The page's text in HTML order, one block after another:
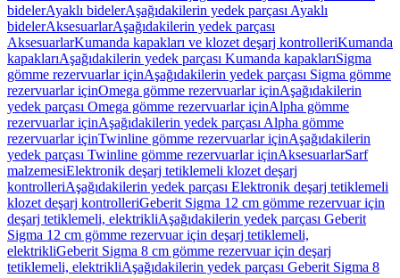
bidelerAyaklı bidelerAşağıdakilerin yedek parçası Ayaklı
bidelerAksesuarlarAşağıdakilerin yedek parçası
AksesuarlarKumanda kapakları ve klozet deşarj kontrolleriKumanda
kapaklarıAşağıdakilerin yedek parçası Kumanda kapaklarıSigma
gömme rezervuarlar içinAşağıdakilerin yedek parçası Sigma gömme
rezervuarlar içinOmega gömme rezervuarlar içinAşağıdakilerin
yedek parçası Omega gömme rezervuarlar içinAlpha gömme
rezervuarlar içinAşağıdakilerin yedek parçası Alpha gömme
rezervuarlar içinTwinline gömme rezervuarlar içinAşağıdakilerin
yedek parçası Twinline gömme rezervuarlar içinAksesuarlarSarf
malzemesiElektronik deşarj tetiklemeli klozet deşarj
kontrolleriAşağıdakilerin yedek parçası Elektronik deşarj tetiklemeli
klozet deşarj kontrolleriGeberit Sigma 12 cm gömme rezervuar için
deşarj tetiklemeli, elektrikliAşağıdakilerin yedek parçası Geberit
Sigma 12 cm gömme rezervuar için deşarj tetiklemeli,
elektrikliGeberit Sigma 8 cm gömme rezervuar için deşarj
tetiklemeli, elektrikliAşağıdakilerin yedek parçası Geberit Sigma 8